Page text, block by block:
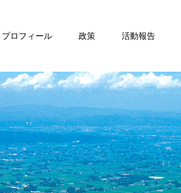
プロフィール 政策 活動報告